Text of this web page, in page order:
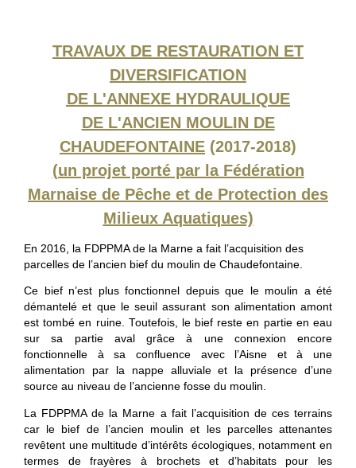
TRAVAUX DE RESTAURATION ET
DIVERSIFICATION
DE L'ANNEXE HYDRAULIQUE
DE L'ANCIEN MOULIN DE
CHAUDEFONTAINE (2017-2018)
(un projet porté par la Fédération
Marnaise de Pêche et de Protection des
Milieux Aquatiques)
En 2016, la FDPPMA de la Marne a fait l’acquisition des
parcelles de l’ancien bief du moulin de Chaudefontaine.
Ce bief n’est plus fonctionnel depuis que le moulin a été
démantelé et que le seuil assurant son alimentation amont
est tombé en ruine. Toutefois, le bief reste en partie en eau
sur sa partie aval grâce à une connexion encore
fonctionnelle à sa confluence avec l’Aisne et à une
alimentation par la nappe alluviale et la présence d’une
source au niveau de l’ancienne fosse du moulin.
La FDPPMA de la Marne a fait l’acquisition de ces terrains
car le bief de l’ancien moulin et les parcelles attenantes
revêtent une multitude d’intérêts écologiques, notamment en
termes de frayères à brochets et d’habitats pour les